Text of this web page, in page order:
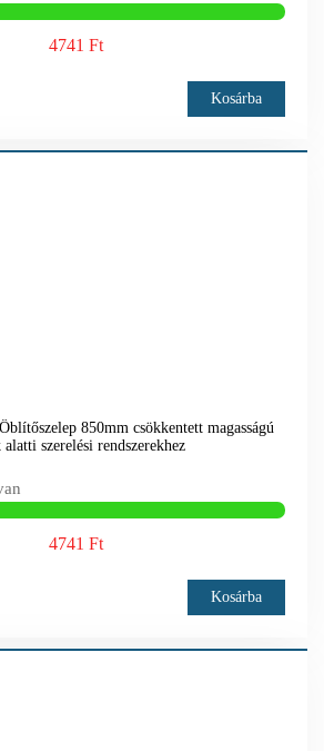
4741 Ft
Kosárba
850mm csökkentett magasságú
szerelési rendszerekhez
4741 Ft
Kosárba